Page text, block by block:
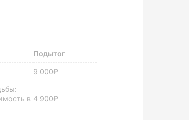
Подытог
9 000₽
в 4 900₽